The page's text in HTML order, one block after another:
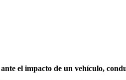
el impacto de un vehículo,